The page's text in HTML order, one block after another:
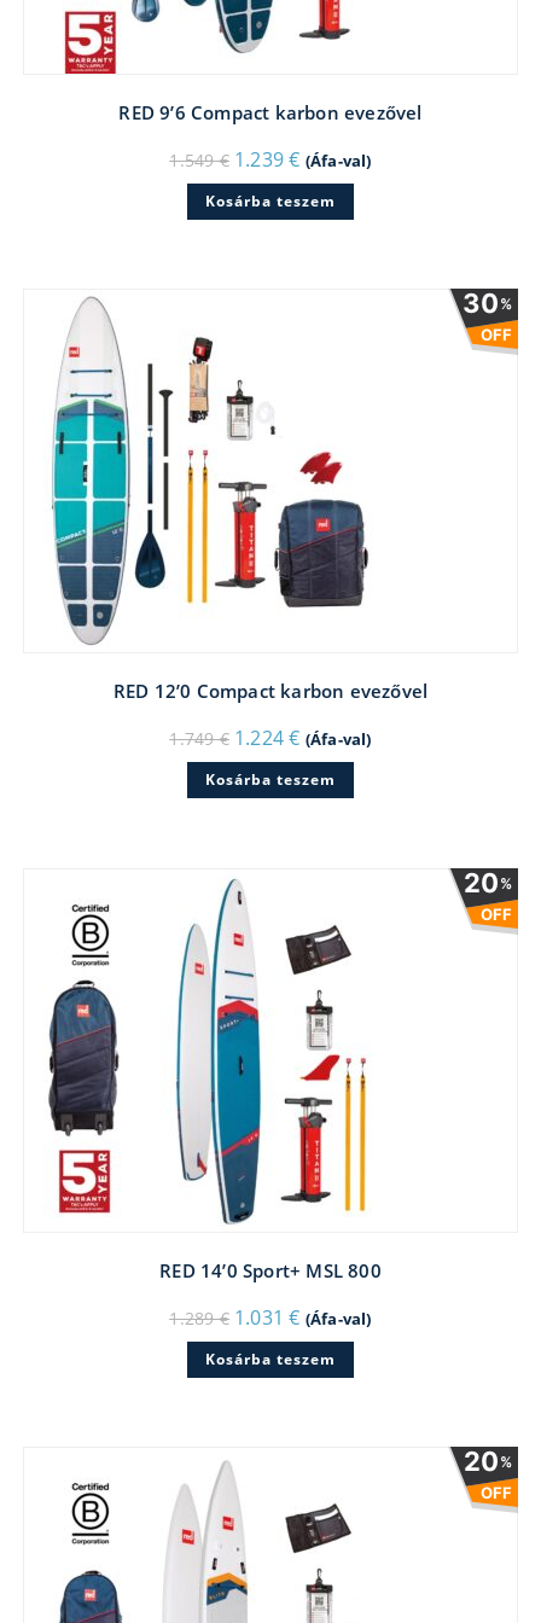
RED 9’6 Compact karbon evezővel
1.549€ Original
price
was:
1.549 €.
1.239€Current
price
is:
1.239 €.
(Áfa-val)
Kosárba teszem
30%
OFF
RED 12’0 Compact karbon evezővel
1.749€ Original
price
was:
1.749 €.
1.224€Current
price
is:
1.224 €.
(Áfa-val)
Kosárba teszem
20%
OFF
RED 14’0 Sport+ MSL 800
1.289€ Original
price
was:
1.289 €.
1.031€Current
price
is:
1.031 €.
(Áfa-val)
Kosárba teszem
20%
OFF